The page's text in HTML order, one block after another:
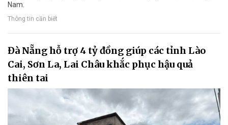
Nam.
Thông tin cần biết
Đà Nẵng hỗ trợ 4 tỷ đồng giúp các tỉnh Lào
Cai, Sơn La, Lai Châu khắc phục hậu quả
thiên tai